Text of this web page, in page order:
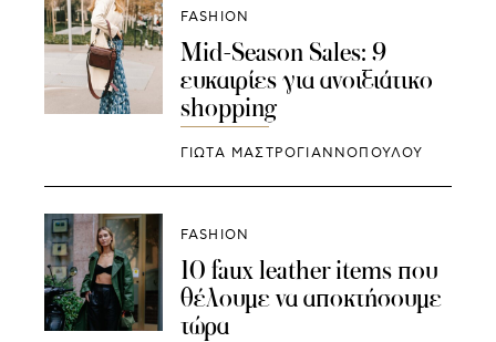
FASHION
Mid-Season Sales: 9
ευκαιρίες για ανοιξιάτικο
shopping
ΓΙΩΤΑ ΜΑΣΤΡΟΓΙΑΝΝΟΠΟΥΛΟΥ
FASHION
10 faux leather items που
θέλουμε να αποκτήσουμε
τώρα